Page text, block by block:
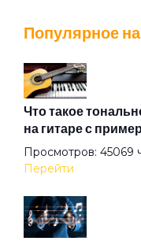
Против
Радуйся
Романс
Популярное
Что такое
на гитаре с
Просмотров: 45069
Перейти